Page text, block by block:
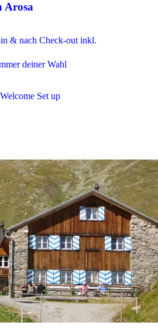
Arosa
& nach Check-out inkl.
deiner Wahl
Set up